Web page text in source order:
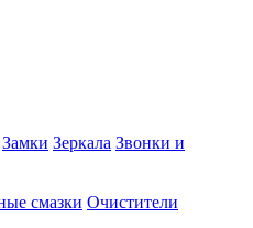
Замки Зеркала Звонки и
смазки Очистители